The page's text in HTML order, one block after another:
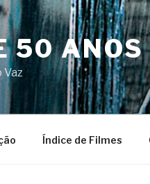
50
Vaz
Índice de Filmes